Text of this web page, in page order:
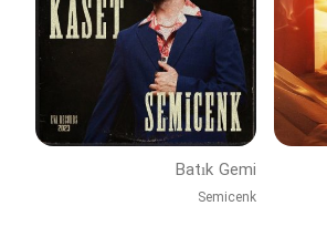
Batık Gemi
Semicenk